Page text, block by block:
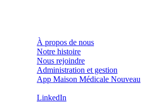
À propos de nous
Notre histoire
Nous rejoindre
Administration et gestion
App Maison Médicale Nouveau
LinkedIn